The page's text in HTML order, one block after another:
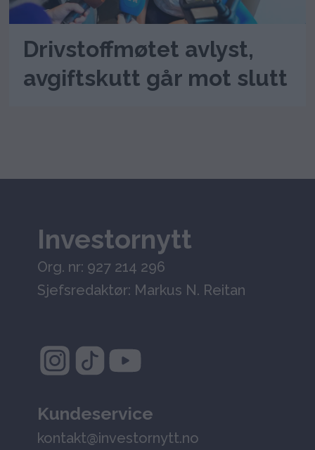
Drivstoffmøtet avlyst,
avgiftskutt går mot slutt
Investornytt
Org. nr: 927 214 296
Sjefsredaktør: Markus N. Reitan
Kundeservice
kontakt@investornytt.no